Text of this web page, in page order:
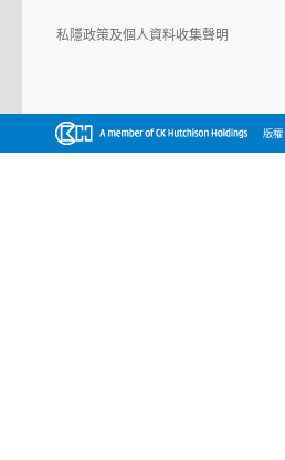
私隱政策及個人資料收集聲明
版權